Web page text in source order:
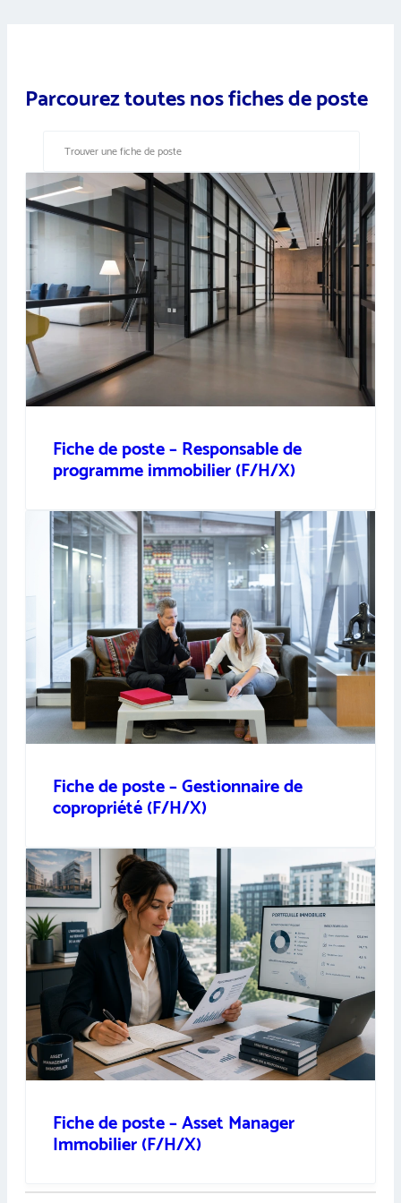
Parcourez toutes nos fiches de poste
Fiche de poste – Responsable de
programme immobilier (F/H/X)
Fiche de poste – Gestionnaire de
copropriété (F/H/X)
Fiche de poste – Asset Manager
Immobilier (F/H/X)